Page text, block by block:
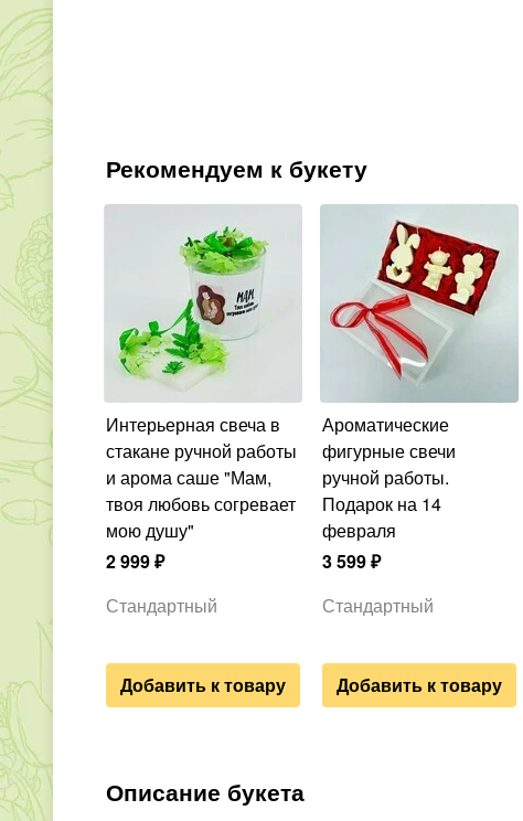
Рекомендуем к букету
Интерьерная свеча в
стакане ручной работы
и арома саше "Мам,
твоя любовь согревает
мою душу"
2 999₽
Стандартный
Добавить к товару
Ароматические
фигурные свечи
ручной работы.
Подарок на 14
февраля
3 599₽
Стандартный
Добавить к товару
Описание букета